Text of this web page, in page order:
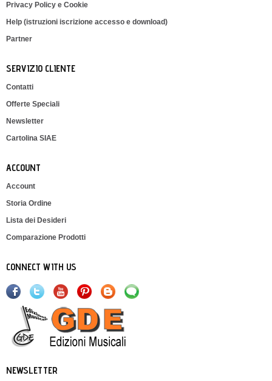
Privacy Policy e Cookie
Help (istruzioni iscrizione accesso e download)
Partner
SERVIZIO CLIENTE
Contatti
Offerte Speciali
Newsletter
Cartolina SIAE
ACCOUNT
Account
Storia Ordine
Lista dei Desideri
Comparazione Prodotti
CONNECT WITH US
NEWSLETTER